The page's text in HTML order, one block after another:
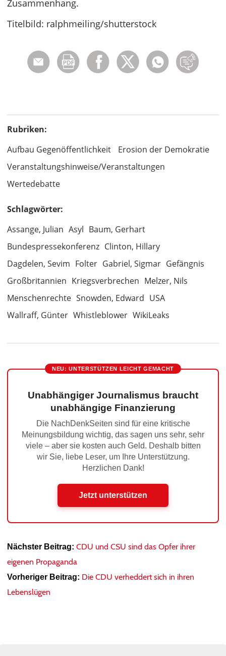
Zusammenhang.
Titelbild: ralphmeiling/shutterstock
Rubriken:
Aufbau Gegenöffentlichkeit
Erosion der Demokratie
Veranstaltungshinweise/Veranstaltungen
Wertedebatte
Schlagwörter:
Assange, Julian Asyl Baum, Gerhart
Bundespressekonferenz Clinton, Hillary
Dagdelen, Sevim Folter Gabriel, Sigmar Gefängnis
Großbritannien Kriegsverbrechen Melzer, Nils
Menschenrechte Snowden, Edward USA
Wallraff, Günter Whistleblower WikiLeaks
NEU: UNTERSTÜTZEN LEICHT GEMACHT
Unabhängiger Journalismus braucht
unabhängige Finanzierung
Die NachDenkSeiten sind für eine kritische
Meinungsbildung wichtig, das sagen uns sehr, sehr
viele – aber sie kosten auch Geld. Deshalb bitten
wir Sie, liebe Leser, um Ihre Unterstützung.
Herzlichen Dank!
Jetzt unterstützen
Nächster Beitrag: CDU und CSU sind das Opfer ihrer
eigenen Propaganda
Vorheriger Beitrag: Die CDU verheddert sich in ihren
Lebenslügen